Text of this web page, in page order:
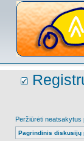
Peržiūrėti neatsakytus
Pagrindinis diskusijų